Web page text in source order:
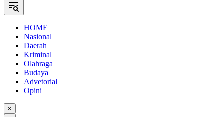
HOME
Nasional
Daerah
Kriminal
Olahraga
Budaya
Advetorial
Opini
×